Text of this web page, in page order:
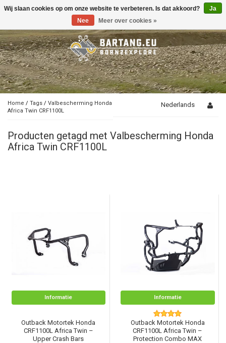
Toggle
Home / Tags / Valbescherming Honda
Africa Twin CRF1100L
Nederlands
Producten getagd met Valbescherming Honda
Africa Twin CRF1100L
Informatie
Outback Motortek Honda
CRF1100L Africa Twin –
Upper Crash Bars
Informatie
Outback Motortek Honda
CRF1100L Africa Twin –
Protection Combo MAX
Wij slaan cookies op om onze website te verbeteren. Is dat akkoord?
Ja
Nee
Meer over cookies »